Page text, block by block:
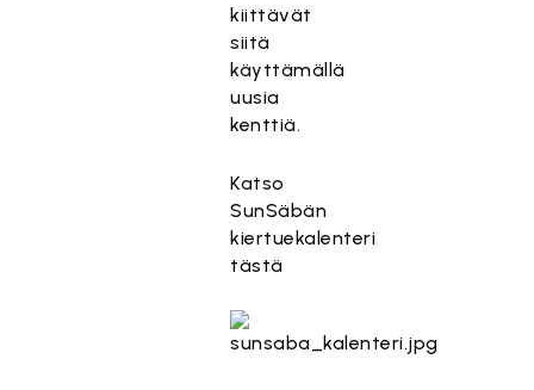
kiittävät
siitä
käyttämällä
uusia
kenttiä.
Katso
SunSäbän
kiertuekalenteri
tästä